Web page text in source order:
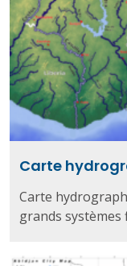
Carte
Carte
grands systèmes